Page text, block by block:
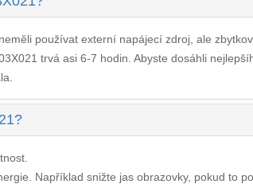
používat externí napájecí zdroj, ale
trvá asi 6-7 hodin. Abyste dosáhli
Například snižte jas obrazovky, pokud to